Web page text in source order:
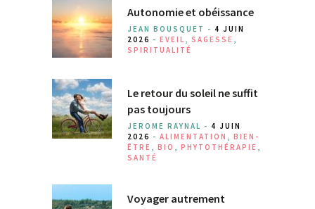
Autonomie et obéissance
JEAN BOUSQUET - 4 JUIN
2026 - EVEIL , SAGESSE ,
SPIRITUALITÉ
Le retour du soleil ne suffit
pas toujours
JEROME RAYNAL - 4 JUIN
2026 - ALIMENTATION , BIEN-
ÊTRE , BIO , PHYTOTHÉRAPIE ,
SANTÉ
Voyager autrement